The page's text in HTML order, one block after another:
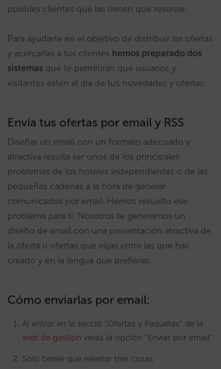
posibles clientes que las tienen que reservar.
Para ayudarte en el objetivo de distribuir las ofertas
y acercarlas a tus clientes hemos preparado dos
sistemas que te permitirán que usuarios y
visitantes estén al día de tus novedades y ofertas:
Envía tus ofertas por email y RSS
Diseñar un email con un formato adecuado y
atractiva resulta ser unos de los principales
problemas de los hoteles independientes o de las
pequeñas cadenas a la hora de generar
comunicados por email. Hemos resuelto ese
problema para ti. Nosotros te generamos un
diseño de email con una presentación atractiva de
la oferta u ofertas que elijas entre las que has
creado y en la lengua que prefieras.
Cómo enviarlas por email:
Al entrar en la secció “Ofertas y Paquetes” de la
web de gestión verás la opción “Enviar por email”
Sólo tienes que rellenar tres cosas